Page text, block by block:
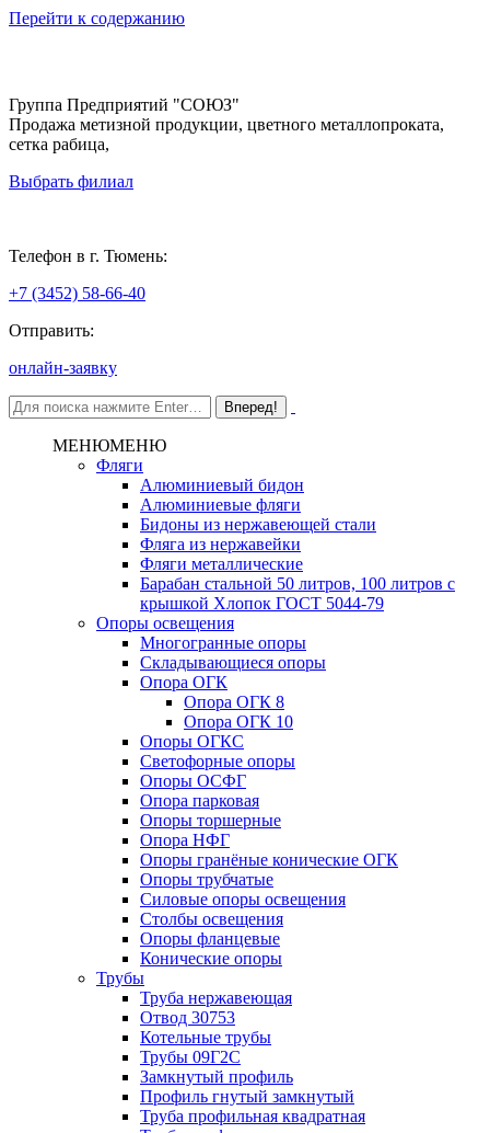
Перейти к содержанию
Группа Предприятий "СОЮЗ"
Продажа метизной продукции, цветного металлопроката,
сетка рабица,
Выбрать филиал
Телефон в г. Тюмень:
+7 (3452) 58-66-40
Отправить:
онлайн-заявку
МЕНЮМЕНЮ
Фляги
Алюминиевый бидон
Алюминиевые фляги
Бидоны из нержавеющей стали
Фляга из нержавейки
Фляги металлические
Барабан стальной 50 литров, 100 литров с
крышкой Хлопок ГОСТ 5044-79
Опоры освещения
Многогранные опоры
Складывающиеся опоры
Опора ОГК
Опора ОГК 8
Опора ОГК 10
Опоры ОГКС
Светофорные опоры
Опоры ОСФГ
Опора парковая
Опоры торшерные
Опора НФГ
Опоры гранёные конические ОГК
Опоры трубчатые
Силовые опоры освещения
Столбы освещения
Опоры фланцевые
Конические опоры
Трубы
Труба нержавеющая
Отвод 30753
Котельные трубы
Трубы 09Г2С
Замкнутый профиль
Профиль гнутый замкнутый
Труба профильная квадратная